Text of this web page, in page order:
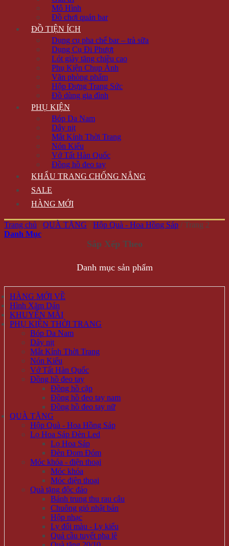
Mô Hình
Đồ chơi quán bar
ĐỒ TIỆN ÍCH
Dụng cụ pha chế bar – trà sữa
Dụng Cụ Đi Phượt
Lót giày tăng chiều cao
Phụ Kiện Chụp Ảnh
Văn phòng phẩm
Hộp Đựng Trang Sức
Đồ dùng gia đình
PHỤ KIỆN
Bóp Da Nam
Dây nịt
Mắt Kính Thời Trang
Nón Kiểu
Vớ Tất Hàn Quốc
Đồng hồ đeo tay
KHẨU TRANG CHỐNG NẮNG
SALE
HÀNG MỚI
Trang chủ / QUÀ TẶNG / Hộp Quà - Hoa Hồng Sáp / Trang 2
Danh Mục
Danh mục sản phẩm
HÀNG MỚI VỀ
Hình Xăm Dán
KHUYẾN MÃI
PHỤ KIỆN THỜI TRANG
Bóp Da Nam
Dây nịt
Mắt Kính Thời Trang
Nón Kiểu
Vớ Tất Hàn Quốc
Đồng hồ đeo tay
Đồng hồ cặp
Đồng hồ đeo tay nam
Đồng hồ đeo tay nữ
QUÀ TẶNG
Hộp Quà - Hoa Hồng Sáp
Lọ Hoa Sáp Đèn Led
Lọ Hoa Sáp
Đèn Đom Đóm
Móc khóa - điện thoại
Móc khóa
Móc điện thoại
Quà tặng độc đáo
Bánh trung thu rau câu
Chuông gió nhật bản
Hộp nhạc
Ly đổi màu - Ly kiểu
Quả cầu tuyết pha lê